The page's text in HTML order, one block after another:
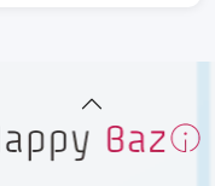
کوچک